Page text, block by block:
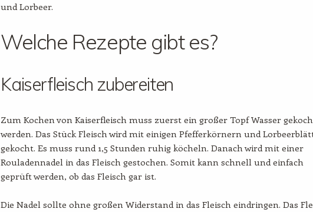
und Lorbeer.
Welche Rezepte gibt es?
Kaiserfleisch zubereiten
Zum Kochen von Kaiserfleisch muss zuerst ein großer Topf Wasser
werden. Das Stück Fleisch wird mit einigen Pfefferkörnern und
gekocht. Es muss rund 1,5 Stunden ruhig köcheln. Danach wird mit einer
Rouladennadel in das Fleisch gestochen. Somit kann schnell und einfach
geprüft werden, ob das Fleisch gar ist.
Die Nadel sollte ohne großen Widerstand in das Fleisch eindringen. Das